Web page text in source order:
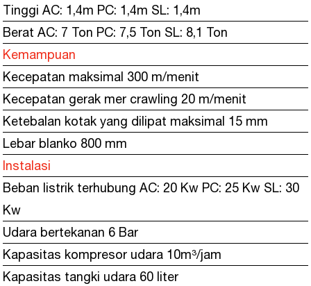
Tinggi AC: 1,4m PC: 1,4m SL: 1,4m
Berat AC: 7 Ton PC: 7,5 Ton SL: 8,1 Ton
Kemampuan
Kecepatan maksimal 300 m/menit
Kecepatan gerak mer crawling 20 m/menit
Ketebalan kotak yang dilipat maksimal 15 mm
Lebar blanko 800 mm
Instalasi
Beban listrik terhubung AC: 20 Kw PC: 25 Kw SL: 30
Kw
Udara bertekanan 6 Bar
Kapasitas kompresor udara 10m³/jam
Kapasitas tangki udara 60 liter